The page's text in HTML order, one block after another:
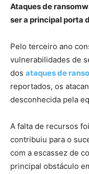
Ataques de
ser a principal porta
Pelo terceiro ano
vulnerabilidades de
dos ataques de
reportados, os
desconhecida pela
A falta de recursos
contribuiu para o
com a escassez de
principal obstáculo